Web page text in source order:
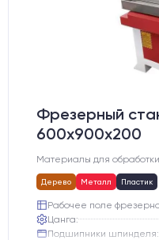
Фрезерный
600х900х200
Материалы для
Дерево Металл Пластик
Рабочее поле
Цанга:
Подшипники шпинделя: